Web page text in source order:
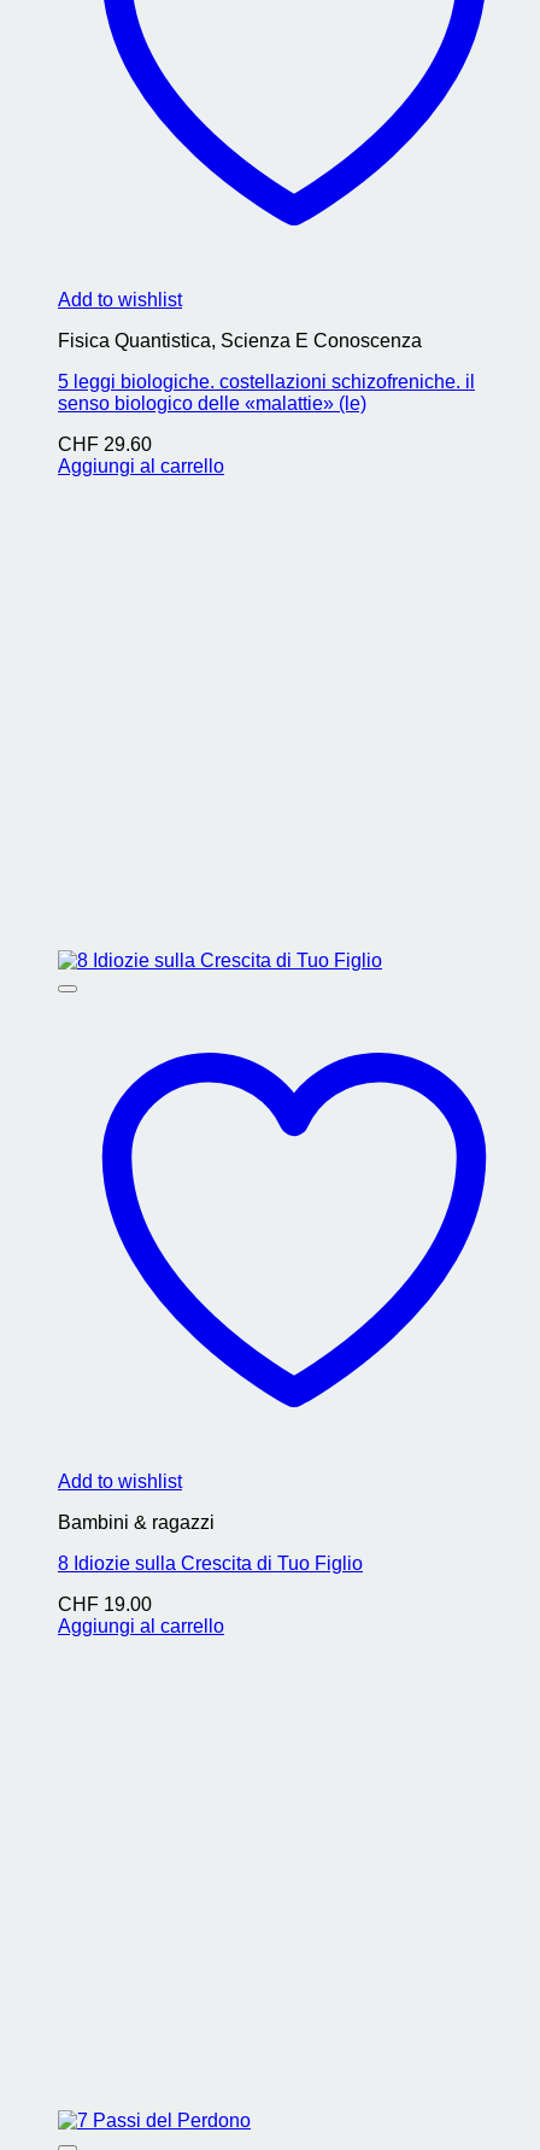
Add to wishlist
Fisica Quantistica, Scienza E Conoscenza
5 leggi biologiche. costellazioni schizofreniche. il
senso biologico delle «malattie» (le)
CHF 29.60
Aggiungi al carrello
Add to wishlist
Bambini & ragazzi
8 Idiozie sulla Crescita di Tuo Figlio
CHF 19.00
Aggiungi al carrello